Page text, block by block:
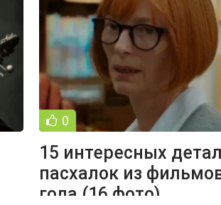
0
15 интересных
пасхалок из
года (16 фото)